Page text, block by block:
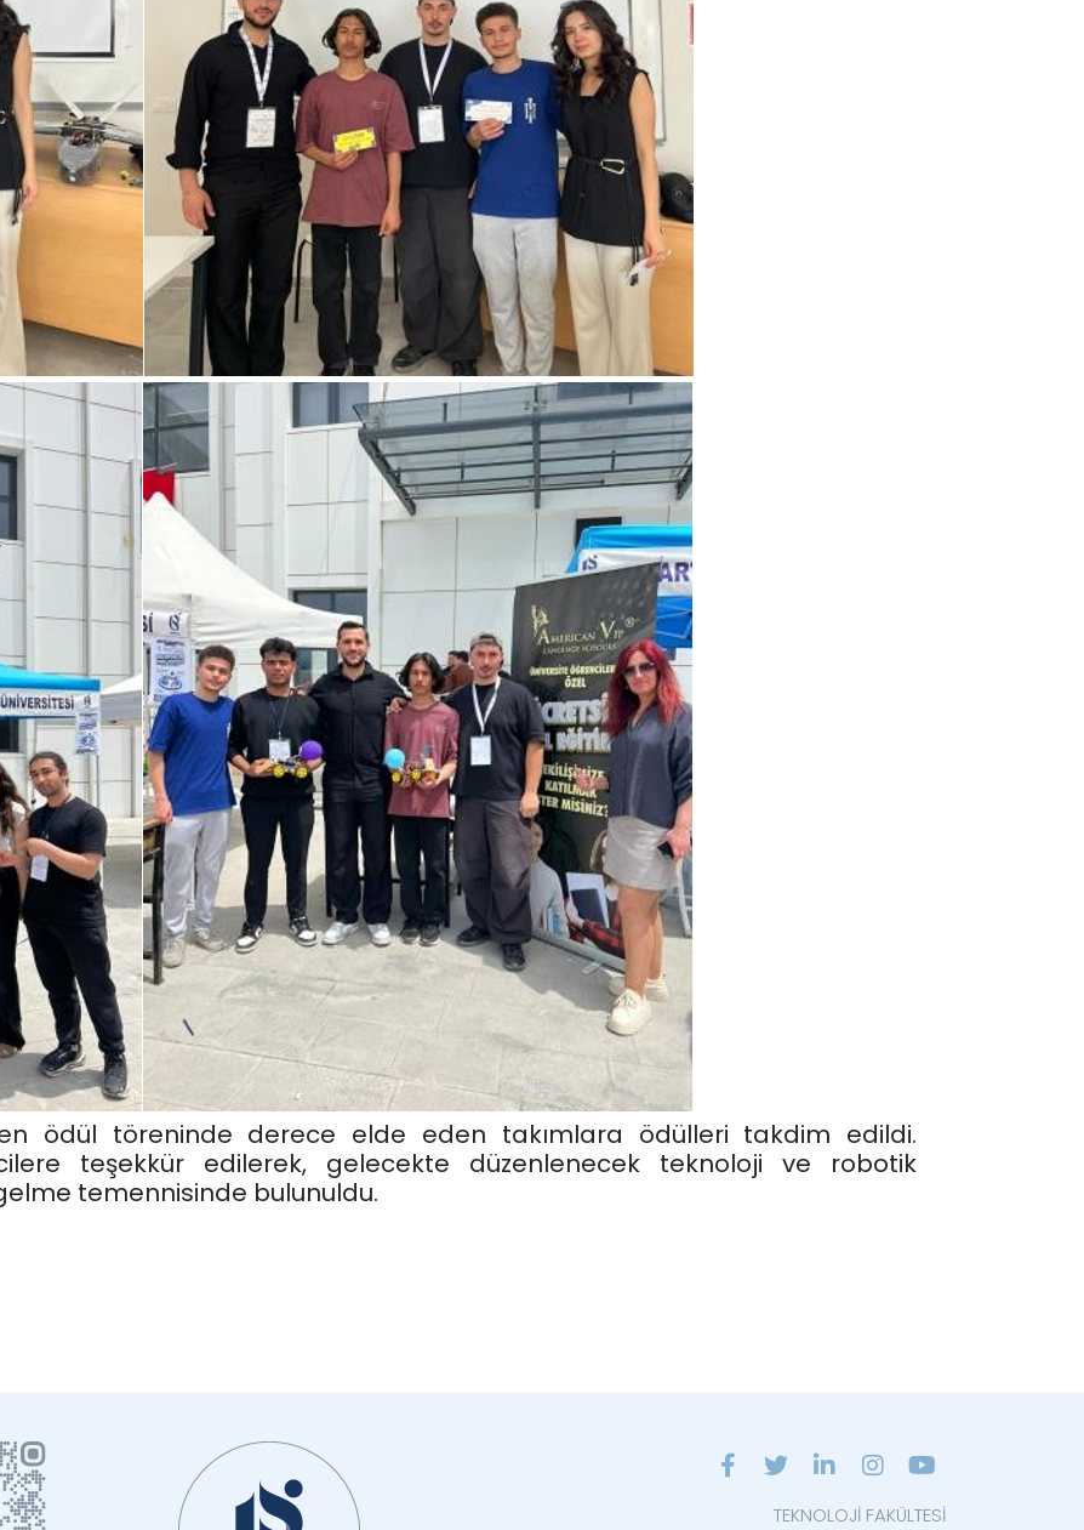
ödül töreninde derece elde eden takımlara ödülleri takdim edildi.
teşekkür edilerek, gelecekte düzenlenecek teknoloji ve robotik
temennisinde bulunuldu.
TEKNOLOJİ FAKÜLTESİ